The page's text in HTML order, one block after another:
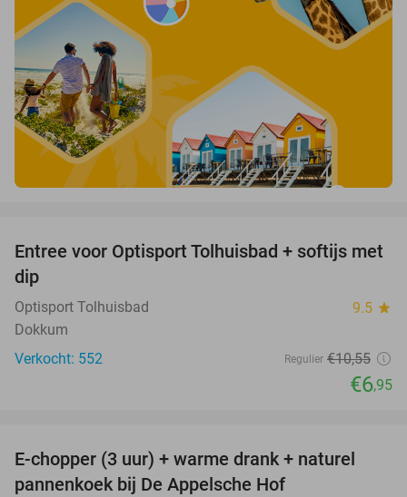
34%
Entree voor Optisport Tolhuisbad + softijs met
dip
Optisport Tolhuisbad 9.5 star
Dokkum
Verkocht: 552
Regulier €10,55
€6,95
40%
E-chopper (3 uur) + warme drank + naturel
pannenkoek bij De Appelsche Hof